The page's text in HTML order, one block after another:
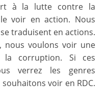
à la lutte contre la
voir en action. Nous
traduisent en actions.
nous voulons voir une
la corruption. Si ces
verrez les genres
voir en RDC.